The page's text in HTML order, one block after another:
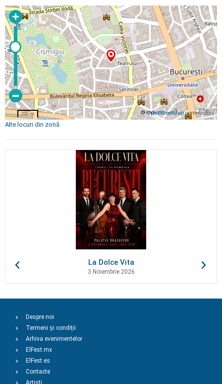
©OpenStreetMapcontributors
200 m
Alte locuri din zonă
La Dolce Vita
3 Noiembrie 2026
Despre noi
Termeni și condiții
Arhiva evenimentelor
ElFest.mx
ElFest.es
Contacte
Artiști